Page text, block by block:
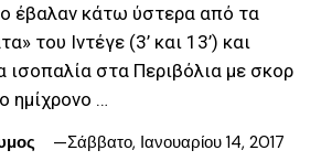
έβαλαν κάτω ύστερα από τα
του Ιντέγε (3’ και 13’) και
ισοπαλία στα Περιβόλια με σκορ
ημίχρονο …
Σάββατο, Ιανουαρίου 14, 2017